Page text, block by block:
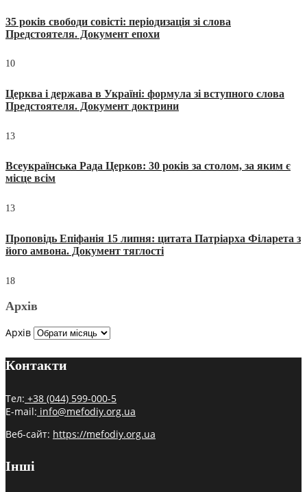
35 років свободи совісті: періодизація зі слова
Предстоятеля. Документ епохи
10
Церква і держава в Україні: формула зі вступного слова
Предстоятеля. Документ доктрини
13
Всеукраїнська Рада Церков: 30 років за столом, за яким є
місце всім
13
Проповідь Епіфанія 15 липня: цитата Патріарха Філарета з
його амвона. Документ тяглості
18
Архів
Архів
Контакти
Тел: +38 (044) 599-000-5
E-mail: info@mefodiy.org.ua
Веб-сайт: https://mefodiy.org.ua
Інші